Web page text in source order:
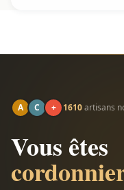
A C + 1610artisans
Vous êtes